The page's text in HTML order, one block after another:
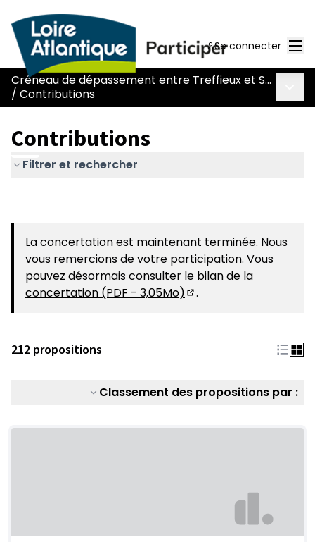
Se connecter
Créneau de dépassement entre Treffieux et Saint-Vincent-des-Landes
/ Contributions
Contributions
Filtrer et rechercher
La concertation est maintenant terminée. Nous
vous remercions de votre participation. Vous
pouvez désormais consulter le bilan de la
concertation (PDF - 3,05Mo)
.
212 propositions
Classement des propositions par :